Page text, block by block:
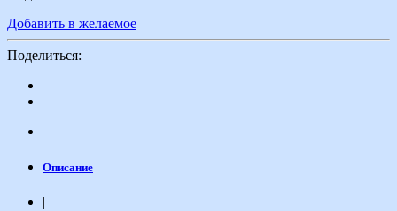
Добавить в желаемое
Поделиться:
Описание
|